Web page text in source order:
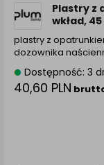
Plastry z
wkład,
plastry z
dozownika
Dostępność: 3
40,60 PLN